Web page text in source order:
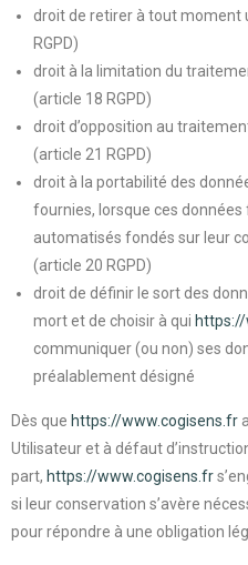
droit de retirer à tout moment
RGPD)
droit à la limitation du
(article 18 RGPD)
droit d’opposition au
(article 21 RGPD)
droit à la portabilité des
fournies, lorsque ces
automatisés fondés sur leur
(article 20 RGPD)
droit de définir le sort des
mort et de choisir à qui
communiquer (ou non) ses
préalablement désigné
Dès que https://www.cogisens.fr
Utilisateur et à défaut
part, https://www.cogisens.fr
si leur conservation s’avère
pour répondre à une obligation